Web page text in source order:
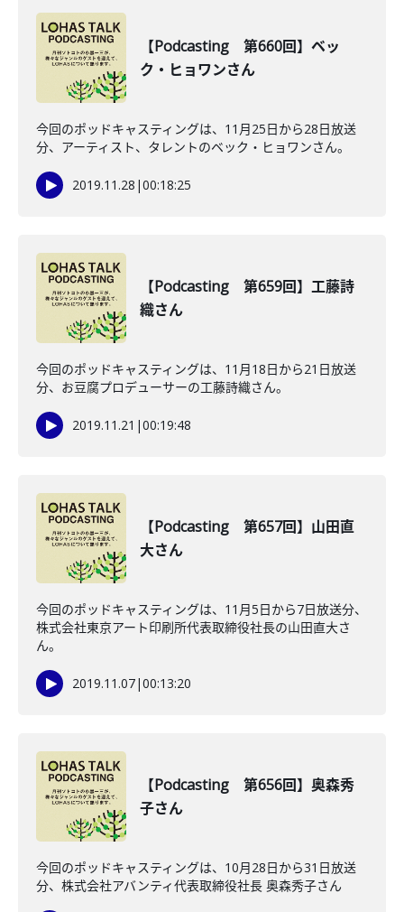
【Podcasting 第660回】ベッ
ク・ヒョワンさん
今回のポッドキャスティングは、11月25日から28日放送
分、アーティスト、タレントのベック・ヒョワンさん。
2019.11.28 |00:18:25
【Podcasting 第659回】工藤詩
織さん
今回のポッドキャスティングは、11月18日から21日放送
分、お豆腐プロデューサーの工藤詩織さん。
2019.11.21 |00:19:48
【Podcasting 第657回】山田直
大さん
今回のポッドキャスティングは、11月5日から7日放送分、
株式会社東京アート印刷所代表取締役社長の山田直大さ
ん。
2019.11.07|00:13:20
【Podcasting 第656回】奥森秀
子さん
今回のポッドキャスティングは、10月28日から31日放送
分、株式会社アバンティ代表取締役社長 奥森秀子さん